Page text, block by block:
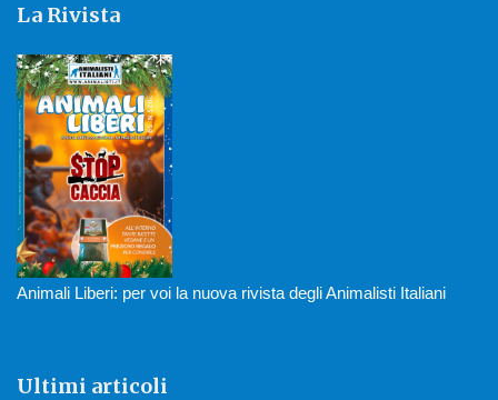
La Rivista
Animali Liberi: per voi la nuova rivista degli Animalisti Italiani
Ultimi articoli